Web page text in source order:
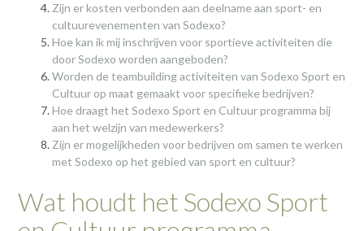
Zijn er kosten verbonden aan deelname aan sport- en
cultuurevenementen van Sodexo?
Hoe kan ik mij inschrijven voor sportieve activiteiten die
door Sodexo worden aangeboden?
Worden de teambuilding activiteiten van Sodexo Sport en
Cultuur op maat gemaakt voor specifieke bedrijven?
Hoe draagt het Sodexo Sport en Cultuur programma bij
aan het welzijn van medewerkers?
Zijn er mogelijkheden voor bedrijven om samen te werken
met Sodexo op het gebied van sport en cultuur?
Wat houdt het Sodexo Sport